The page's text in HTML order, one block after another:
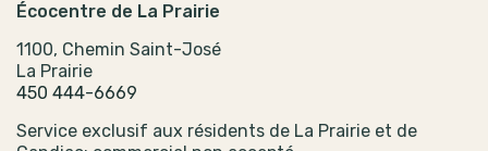
Écocentre de La Prairie
1100, Chemin Saint-José
La Prairie
450 444-6669
Service exclusif aux résidents de La Prairie et de